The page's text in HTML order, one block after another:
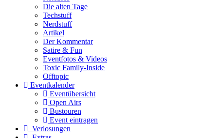
Die alten Tage
Techstuff
Nerdstuff
Artikel
Der Kommentar
Satire & Fun
Eventfotos & Videos
Toxic Family-Inside
Offtopic
Eventkalender
Eventübersicht
Open Airs
Bustouren
Event eintragen
Verlosungen